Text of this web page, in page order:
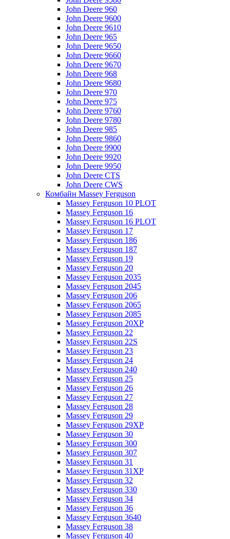
John Deere 960
John Deere 9600
John Deere 9610
John Deere 965
John Deere 9650
John Deere 9660
John Deere 9670
John Deere 968
John Deere 9680
John Deere 970
John Deere 975
John Deere 9760
John Deere 9780
John Deere 985
John Deere 9860
John Deere 9900
John Deere 9920
John Deere 9950
John Deere CTS
John Deere CWS
Комбайн Massey Ferguson
Massey Ferguson 10 PLOT
Massey Ferguson 16
Massey Ferguson 16 PLOT
Massey Ferguson 17
Massey Ferguson 186
Massey Ferguson 187
Massey Ferguson 19
Massey Ferguson 20
Massey Ferguson 2035
Massey Ferguson 2045
Massey Ferguson 206
Massey Ferguson 2065
Massey Ferguson 2085
Massey Ferguson 20XP
Massey Ferguson 22
Massey Ferguson 22S
Massey Ferguson 23
Massey Ferguson 24
Massey Ferguson 240
Massey Ferguson 25
Massey Ferguson 26
Massey Ferguson 27
Massey Ferguson 28
Massey Ferguson 29
Massey Ferguson 29XP
Massey Ferguson 30
Massey Ferguson 300
Massey Ferguson 307
Massey Ferguson 31
Massey Ferguson 31XP
Massey Ferguson 32
Massey Ferguson 330
Massey Ferguson 34
Massey Ferguson 36
Massey Ferguson 3640
Massey Ferguson 38
Massey Ferguson 40